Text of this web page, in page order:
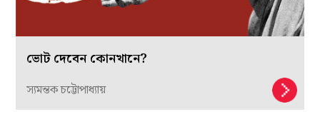
ভোট দেবেন কোনখানে?
স্যমন্তক চট্টোপাধ্যায়